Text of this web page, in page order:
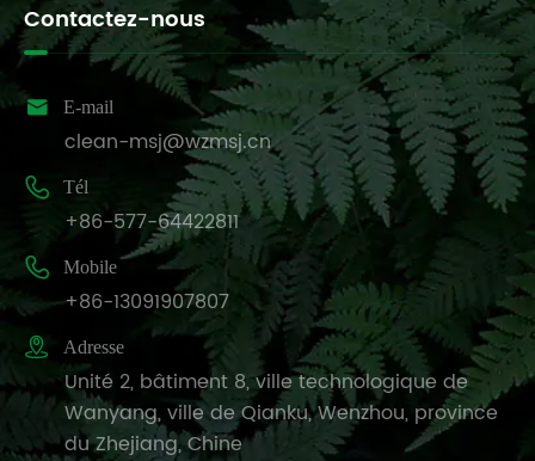
Contactez-nous
 E-mail
clean-msj@wzmsj.cn
 Tél
+86-577-64422811
 Mobile
+86-13091907807
 Adresse
Unité 2, bâtiment 8, ville technologique de
Wanyang, ville de Qianku, Wenzhou, province
du Zhejiang, Chine